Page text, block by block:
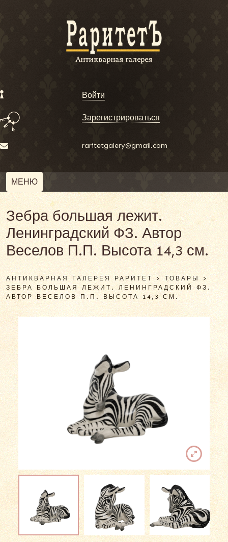
Войти
Зарегистрироваться
raritetgalery@gmail.com
МЕНЮ
Зебра большая лежит.
Ленинградский ФЗ. Автор
Веселов П.П. Высота 14,3 см.
АНТИКВАРНАЯ ГАЛЕРЕЯ РАРИТЕТ >ТОВАРЫ >
ЗЕБРА БОЛЬШАЯ ЛЕЖИТ. ЛЕНИНГРАДСКИЙ ФЗ.
АВТОР ВЕСЕЛОВ П.П. ВЫСОТА 14,3 СМ.